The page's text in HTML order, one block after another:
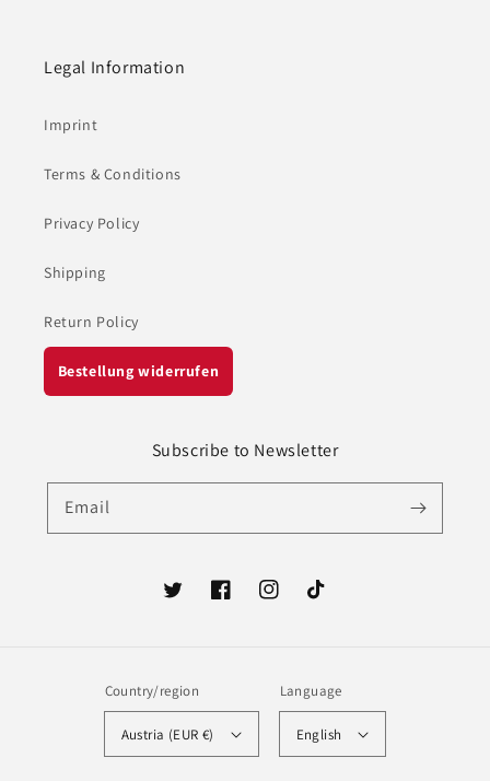
Legal Information
Imprint
Terms & Conditions
Privacy Policy
Shipping
Return Policy
Bestellung widerrufen
Subscribe to Newsletter
Email
TwitterFacebookInstagramTikTok
Country/region
Austria (EUR €)
Language
English